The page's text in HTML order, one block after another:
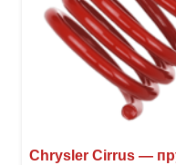
Chrysler Cirrus —